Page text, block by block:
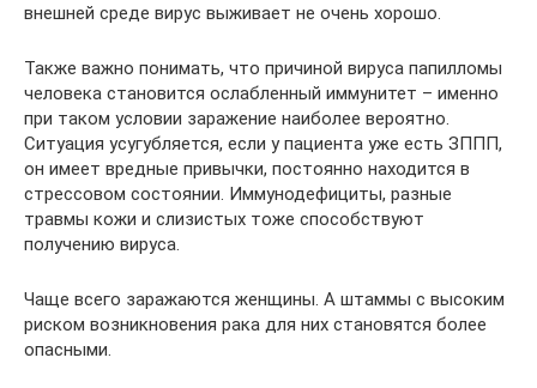
внешней среде вирус выживает не очень хорошо.
Также важно понимать, что причиной вируса папилломы
человека становится ослабленный иммунитет – именно
при таком условии заражение наиболее вероятно.
Ситуация усугубляется, если у пациента уже есть ЗППП,
он имеет вредные привычки, постоянно находится в
стрессовом состоянии. Иммунодефициты, разные
травмы кожи и слизистых тоже способствуют
получению вируса.
Чаще всего заражаются женщины. А штаммы с высоким
риском возникновения рака для них становятся более
опасными.